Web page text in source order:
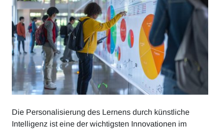
Die Personalisierung des Lernens durch künstliche
Intelligenz ist eine der wichtigsten Innovationen im